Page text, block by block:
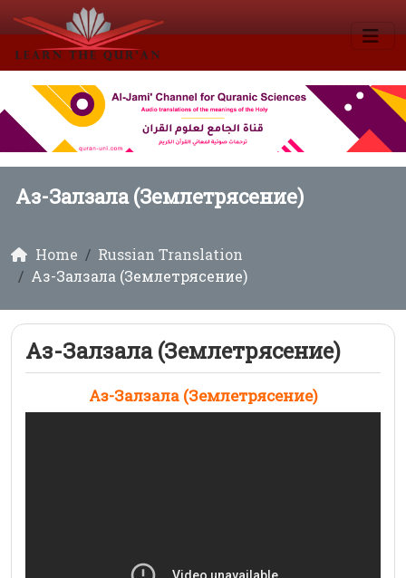
Аз-Залзала (Землетрясение)
Home
Russian Translation
Аз-Залзала (Землетрясение)
Аз-Залзала (Землетрясение)
Аз-Залзала (Землетрясение)